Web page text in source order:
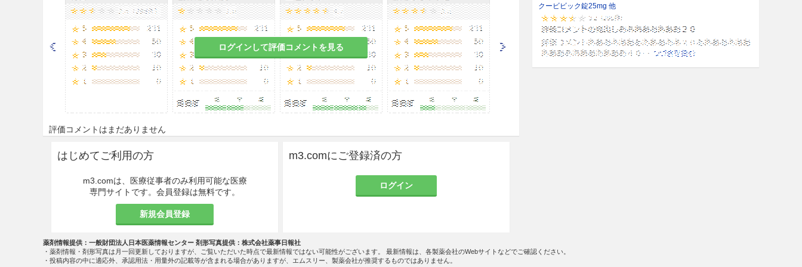
ログインして評価コメントを見る
評価コメントはまだありません
はじめてご利用の方
m3.comは、医療従事者のみ利用可能な医療
専門サイトです。会員登録は無料です。
新規会員登録
m3.comにご登録済の方
ログイン
クービビック錠25mg 他
薬剤情報提供：一般財団法人日本医薬情報センター 剤形写真提供：株式会社薬事日報社
・薬剤情報・剤形写真は月一回更新しておりますが、ご覧いただいた時点で最新情報ではない可能性がございます。 最新情報は、各製薬会社のWebサイトなどでご確認ください。
・投稿内容の中に適応外、承認用法・用量外の記載等が含まれる場合がありますが、エムスリー、製薬会社が推奨するものではありません。